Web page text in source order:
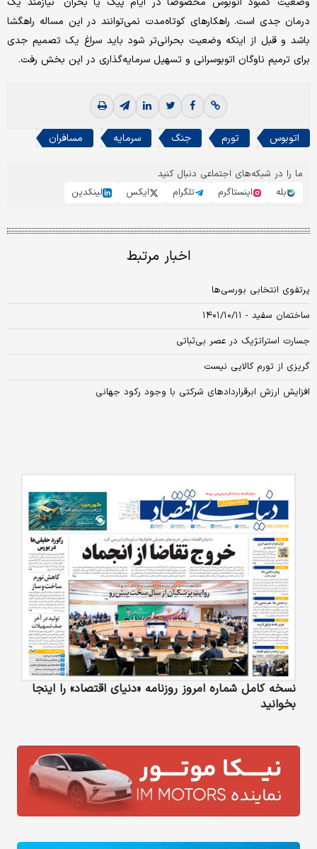
درمان جدی است. راهکارهای کوتاه‌مدت نمی‌توانند در این مساله راهگشا
باشد و قبل از اینکه وضعیت بحرانی‌‌‌تر شود باید سراغ یک تصمیم جدی
برای ترمیم ناوگان اتوبوسرانی و تسهیل سرمایه‌گذاری در این بخش رفت.
اتوبوس تورم جنگ سرمایه مسافران
ما را در شبکه‌های اجتماعی دنبال کنید
بله
اینستاگرم تلگرام ایکس لینکدین
اخبار مرتبط
پرتفوی انتخابی بورسی‌ها
ساختمان سفید - ۱۴۰۱/۱۰/۱۱
جسارت استراتژیک در عصر بی‏‌ثباتی
گریزی از تورم کالایی نیست
افزایش ارزش ابرقراردادهای شرکتی با وجود رکود جهانی
نسخه کامل شماره امروز روزنامه «دنیای‌ اقتصاد» را اینجا
بخوانید